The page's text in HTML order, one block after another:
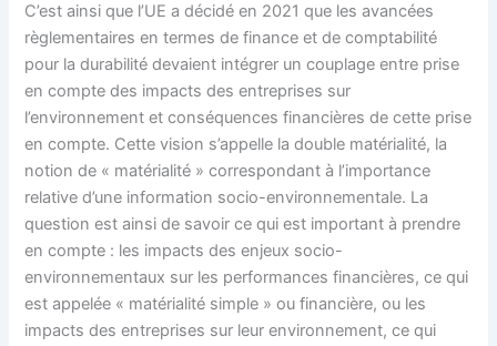
C’est ainsi que l’UE a décidé en 2021 que les avancées
règlementaires en termes de finance et de comptabilité
pour la durabilité devaient intégrer un couplage entre prise
en compte des impacts des entreprises sur
l’environnement et conséquences financières de cette prise
en compte. Cette vision s’appelle la double matérialité, la
notion de « matérialité » correspondant à l’importance
relative d’une information socio-environnementale. La
question est ainsi de savoir ce qui est important à prendre
en compte : les impacts des enjeux socio-
environnementaux sur les performances financières, ce qui
est appelée « matérialité simple » ou financière, ou les
impacts des entreprises sur leur environnement, ce qui